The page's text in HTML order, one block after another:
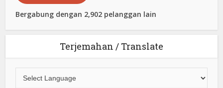
Bergabung dengan 2,902 pelanggan lain
Terjemahan / Translate